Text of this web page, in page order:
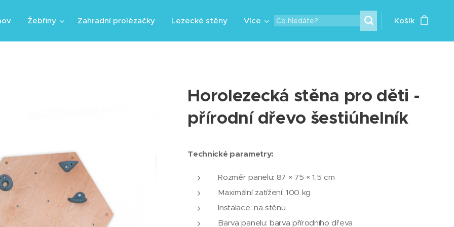
Žebřiny Zahradní prolézačky Lezecké stěny Více Košík
Horolezecká stěna pro děti -
přírodní dřevo šestiúhelník
Technické parametry:
Rozměr panelu: 87 × 75 × 1,5 cm
Maximální zatížení: 100 kg
Instalace: na stěnu
Barva panelu: barva přírodního dřeva